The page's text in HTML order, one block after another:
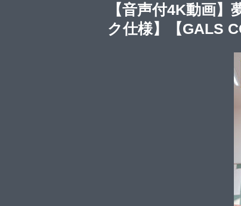
【音声付4K動画
ク仕様】【GALS